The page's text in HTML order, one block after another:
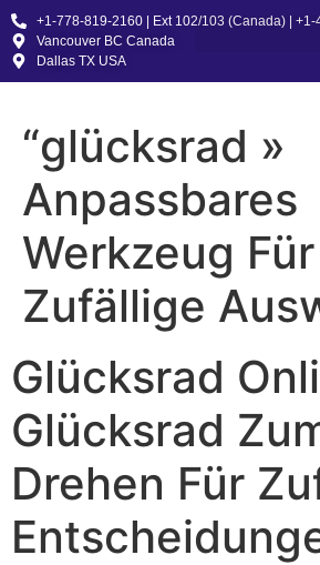
+1-778-819-2160 | Ext 102/103 (Canada) |
Vancouver BC Canada
Dallas TX USA
“glücksrad »
Anpassbares
Werkzeug Für
Zufällige
Glücksrad
Glücksrad
Drehen Für